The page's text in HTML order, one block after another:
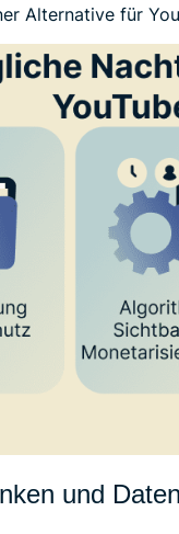
Alternative für
und